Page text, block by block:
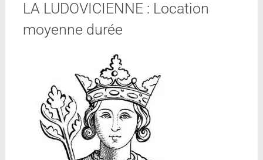
LA LUDOVICIENNE : Location
moyenne durée